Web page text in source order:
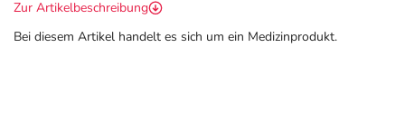
Zur Artikelbeschreibung
Bei diesem Artikel handelt es sich um ein Medizinprodukt.